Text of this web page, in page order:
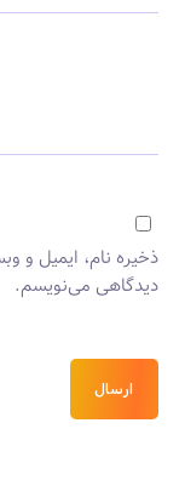
ذخیره نام، ایمیل و
دیدگاهی می‌نویسم.
ارسال